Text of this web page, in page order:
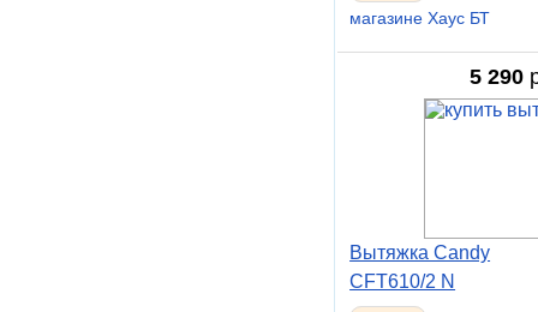
магазине Хаус БТ
5 290
Вытяжка Candy
CFT610/2 N